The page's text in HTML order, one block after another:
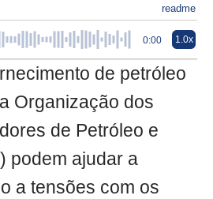
readme
0:00 1.0x
de petróleo
Organização dos
de Petróleo e
podem ajudar a
a tensões com os